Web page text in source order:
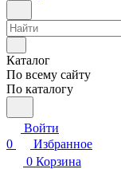
Каталог
По всему сайту
По каталогу
Войти
0
Избранное
0 Корзина